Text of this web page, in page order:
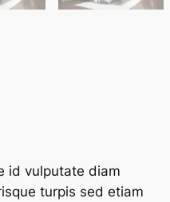
id vulputate diam
turpis sed etiam